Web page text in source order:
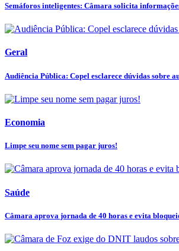
Semáforos inteligentes: Câmara solicita
Geral
Audiência Pública: Copel esclarece dúvidas sobre
Economia
Limpe seu nome sem pagar juros!
Saúde
Câmara aprova jornada de 40 horas e evita